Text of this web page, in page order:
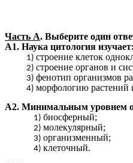
Часть А. Выберите один
А1. Наука цитология изучает:
строение клеток
строение органов и
фенотип организмов
морфологию растений
А2. Минимальным уровнем
биосферный;
молекулярный;
организменный;
клеточный.